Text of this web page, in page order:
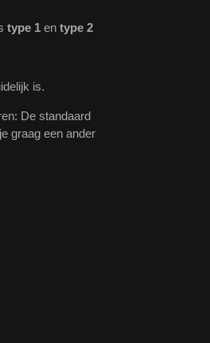
type 1 en type 2
is.
De standaard
graag een ander